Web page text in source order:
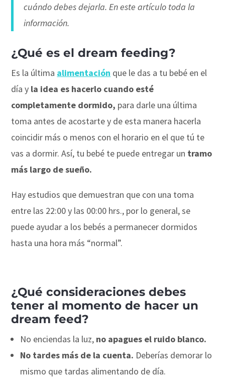
cuándo debes dejarla. En este artículo toda la
información.
¿Qué es el dream feeding?
Es la última alimentación que le das a tu bebé en el
día y la idea es hacerlo cuando esté
completamente dormido, para darle una última
toma antes de acostarte y de esta manera hacerla
coincidir más o menos con el horario en el que tú te
vas a dormir. Así, tu bebé te puede entregar un tramo
más largo de sueño.
Hay estudios que demuestran que con una toma
entre las 22:00 y las 00:00 hrs., por lo general, se
puede ayudar a los bebés a permanecer dormidos
hasta una hora más “normal”.
¿Qué consideraciones debes
tener al momento de hacer un
dream feed?
No enciendas la luz, no apagues el ruido blanco.
No tardes más de la cuenta. Deberías demorar lo
mismo que tardas alimentando de día.